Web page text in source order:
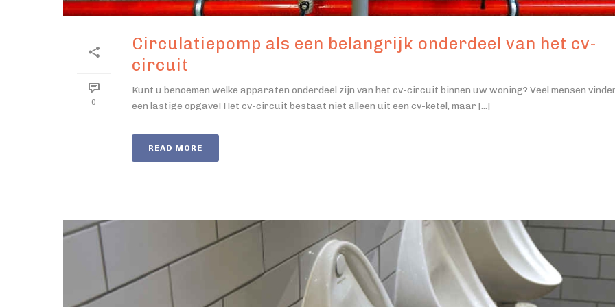
0
Circulatiepomp als een belangrijk onderdeel van het cv-
circuit
Kunt u benoemen welke apparaten onderdeel zijn van het cv-circuit binnen uw woning? Veel mensen
een lastige opgave! Het cv-circuit bestaat niet alleen uit een cv-ketel, maar [...]
READ MORE